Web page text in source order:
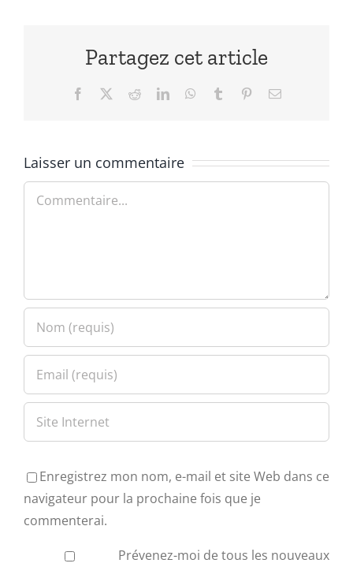
Partagez cet article
Facebook RedditLinkedInWhatsApp
Tumblr PinterestEmail
Laisser un commentaire
Commentaire
Enregistrez mon nom, e-mail et site Web dans ce
navigateur pour la prochaine fois que je
commenterai.
Prévenez-moi de tous les nouveaux